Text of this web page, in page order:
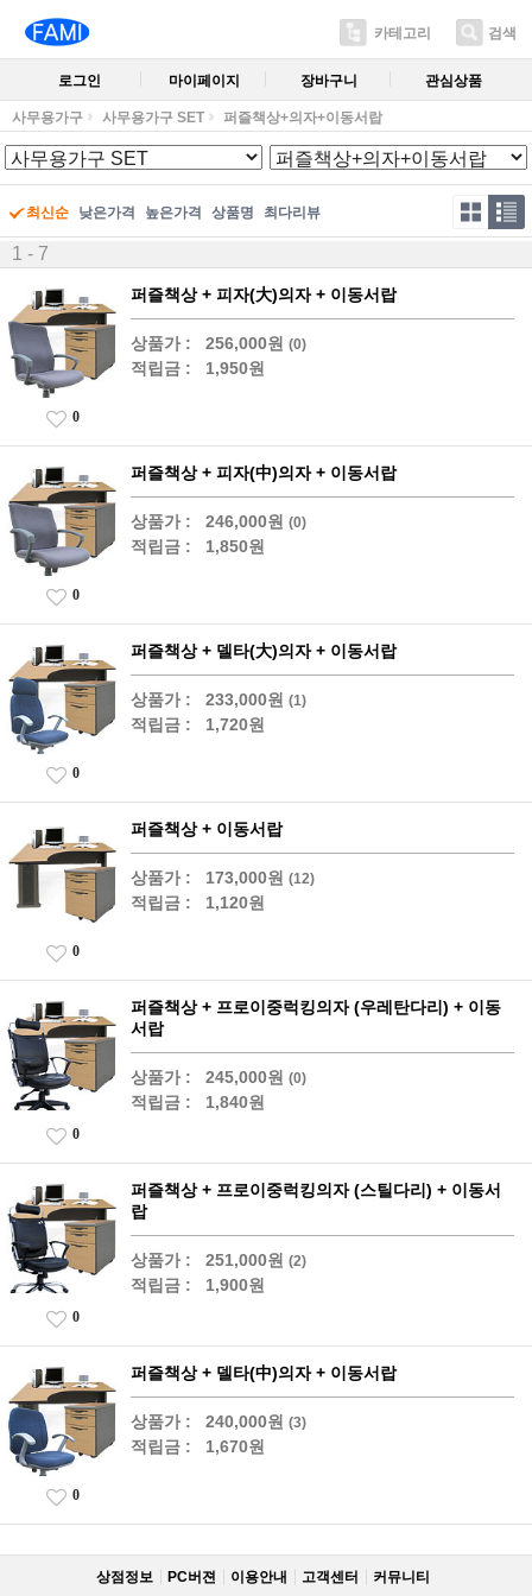
카테고리 검색
로그인 마이페이지 장바구니 관심상품
사무용가구 사무용가구 SET 퍼즐책상+의자+이동서랍
최신순 낮은가격 높은가격 상품명 최다리뷰
1 - 7
퍼즐책상 + 피자(大)의자 + 이동서랍
상품가 : 256,000원 (0)
적립금 : 1,950원
0
퍼즐책상 + 피자(中)의자 + 이동서랍
상품가 : 246,000원 (0)
적립금 : 1,850원
0
퍼즐책상 + 델타(大)의자 + 이동서랍
상품가 : 233,000원 (1)
적립금 : 1,720원
0
퍼즐책상 + 이동서랍
상품가 : 173,000원 (12)
적립금 : 1,120원
0
퍼즐책상 + 프로이중럭킹의자 (우레탄다리) + 이동
서랍
상품가 : 245,000원 (0)
적립금 : 1,840원
0
퍼즐책상 + 프로이중럭킹의자 (스틸다리) + 이동서
랍
상품가 : 251,000원 (2)
적립금 : 1,900원
0
퍼즐책상 + 델타(中)의자 + 이동서랍
상품가 : 240,000원 (3)
적립금 : 1,670원
0
상점정보 PC버젼 이용안내 고객센터 커뮤니티